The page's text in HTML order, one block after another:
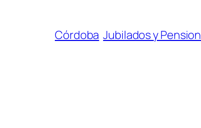
Córdoba Jubilados y